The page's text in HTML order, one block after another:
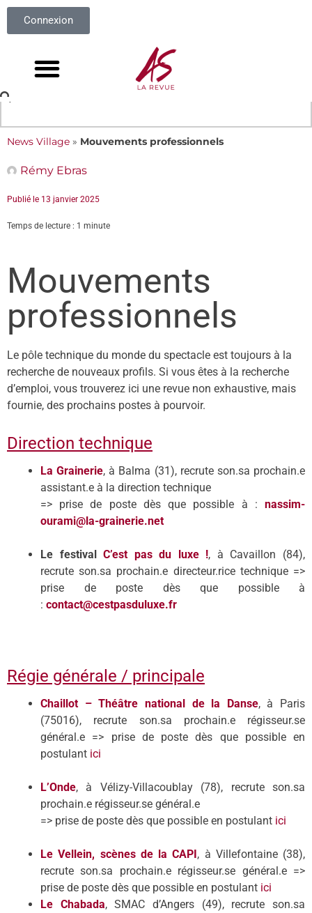
Connexion
News Village » Mouvements professionnels
Rémy Ebras
Publié le 13 janvier 2025
Temps de lecture : 1 minute
Mouvements
professionnels
Le pôle technique du monde du spectacle est toujours à la
recherche de nouveaux profils. Si vous êtes à la recherche
d’emploi, vous trouverez ici une revue non exhaustive, mais
fournie, des prochains postes à pourvoir.
Direction technique
La Grainerie, à Balma (31), recrute son.sa prochain.e
assistant.e à la direction technique
=> prise de poste dès que possible à : nassim-
ourami@la-grainerie.net
Le festivalC’est pas du luxe !, à Cavaillon (84),
recrute son.sa prochain.e directeur.rice technique =>
prise de poste dès que possible à
: contact@cestpasduluxe.fr
Régie générale / principale
Chaillot –Théâtre national de la Danse, à Paris
(75016), recrute son.sa prochain.e régisseur.se
général.e => prise de poste dès que possible en
postulant ici
L’Onde, à Vélizy-Villacoublay (78), recrute son.sa
prochain.e régisseur.se général.e
=> prise de poste dès que possible en postulant ici
Le Vellein, scènes de la CAPI, à Villefontaine (38),
recrute son.sa prochain.e régisseur.se général.e =>
prise de poste dès que possible en postulant ici
Le Chabada, SMAC d’Angers (49), recrute son.sa